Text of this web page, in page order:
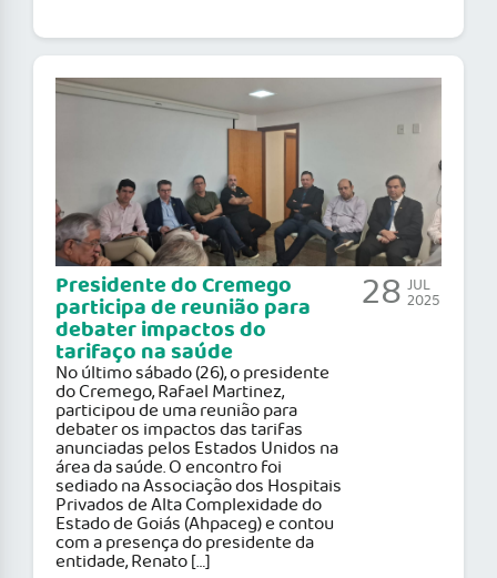
Presidente do Cremego
participa de reunião para
debater impactos do
tarifaço na saúde
No último sábado (26), o presidente
do Cremego, Rafael Martinez,
participou de uma reunião para
debater os impactos das tarifas
anunciadas pelos Estados Unidos na
área da saúde. O encontro foi
sediado na Associação dos Hospitais
Privados de Alta Complexidade do
Estado de Goiás (Ahpaceg) e contou
com a presença do presidente da
entidade, Renato […]
28 JUL
2025